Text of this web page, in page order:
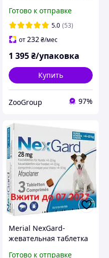
(30.1-60 кг ) 3 таблетки
Готово к отправке
5.0 (53)
от232₴/мес
1 395₴/упаковка
Купить
ZooGroup 97%
Merial NexGard-
жевательная таблетка
Готово к отправке